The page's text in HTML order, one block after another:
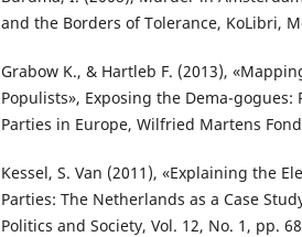
and the Borders of Tolerance, KoLibri,
Grabow K., & Hartleb F. (2013),
Populists», Exposing the Dema-
Parties in Europe, Wilfried Martens
Kessel, S. Van (2011), «Explaining the
Parties: The Netherlands as a Case
Politics and Society, Vol. 12, No. 1, pp.